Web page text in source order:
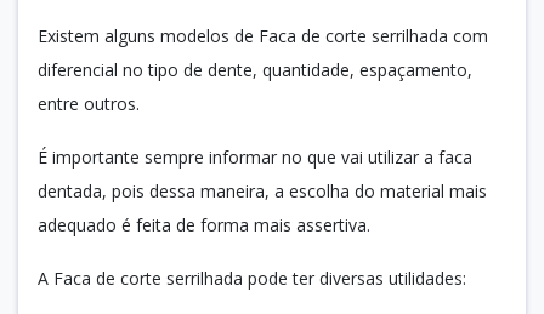
Existem alguns modelos de Faca de corte serrilhada com
diferencial no tipo de dente, quantidade, espaçamento,
entre outros.
É importante sempre informar no que vai utilizar a faca
dentada, pois dessa maneira, a escolha do material mais
adequado é feita de forma mais assertiva.
A Faca de corte serrilhada pode ter diversas utilidades: